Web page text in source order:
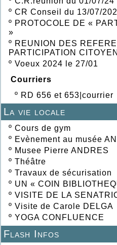
º CR Conseil du 13/07/
º PROTOCOLE DE «
»
º REUNION DES
PARTICIPATION
º Voeux 2024 le 27/01
Courriers
º RD 656 et 653|courrier
La vie locale
º Cours de gym
º Evènement au musée
º Musee Pierre ANDRES
º Théâtre
º Travaux de sécurisation
º UN « COIN
º VISITE DE LA
º Visite de Carole DELGA
º YOGA CONFLUENCE
Flash Infos